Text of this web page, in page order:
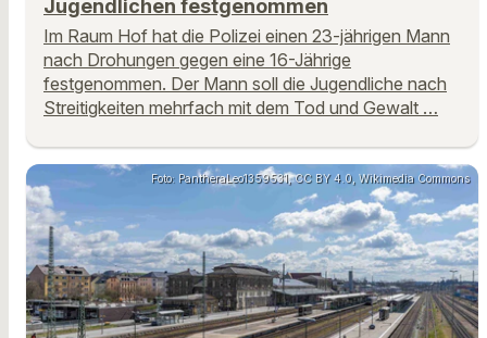
Jugendlichen festgenommen
Im Raum Hof hat die Polizei einen 23-jährigen Mann
nach Drohungen gegen eine 16-Jährige
festgenommen. Der Mann soll die Jugendliche nach
Streitigkeiten mehrfach mit dem Tod und Gewalt …
Foto: PantheraLeo1359531, CC BY 4.0, Wikimedia Commons